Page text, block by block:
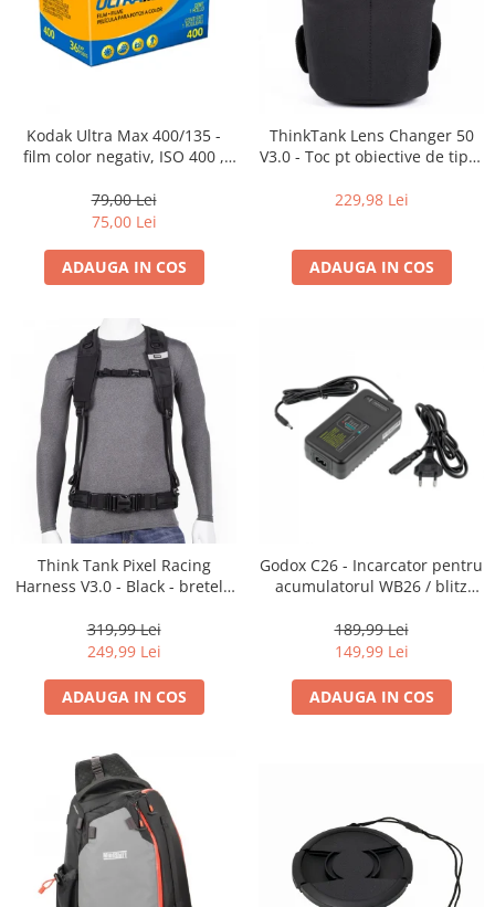
Kodak Ultra Max 400/135 -
film color negativ, ISO 400 ,
79,00 Lei
75,00 Lei
ADAUGA IN COS
ThinkTank Lens Changer 50
V3.0 - Toc pt obiective de tipul
229,98 Lei
ADAUGA IN COS
Think Tank Pixel Racing
Harness V3.0 - Black - bretele
319,99 Lei
249,99 Lei
ADAUGA IN COS
Godox C26 - Incarcator pentru
acumulatorul WB26 / blitz
189,99 Lei
149,99 Lei
ADAUGA IN COS